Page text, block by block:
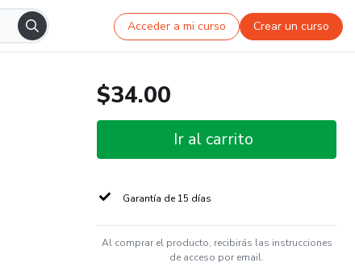
Acceder a mi curso Crear un curso
$34.00
Ir al carrito
Garantía de 15 días
Al comprar el producto, recibirás las instrucciones
de acceso por email.